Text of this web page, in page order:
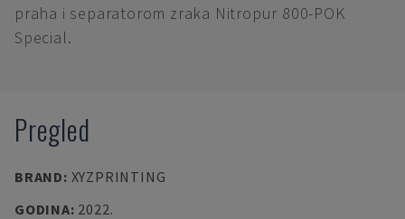
praha i separatorom zraka Nitropur 800-POK
Special.
Pregled
BRAND: XYZPRINTING
GODINA: 2022.